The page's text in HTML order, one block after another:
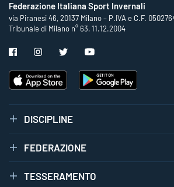
Federazione Italiana Sport Invernali
via Piranesi 46, 20137 Milano – P.IVA e C.F.
Tribunale di Milano n° 63, 11.12.2004
DISCIPLINE
FEDERAZIONE
TESSERAMENTO